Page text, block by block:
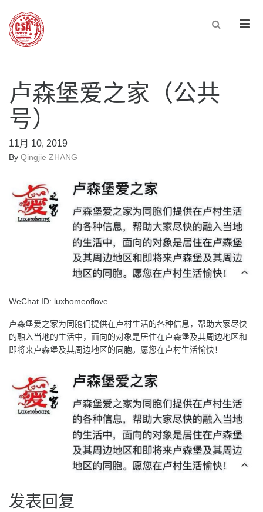
卢森堡爱之家（公共
号）
11月 10, 2019
By Qingjie ZHANG
WeChat ID: luxhomeoflove
卢森堡爱之家为同胞们提供在卢村生活的各种信息，帮助大家尽快
的融入当地的生活中，面向的对象是居住在卢森堡及其周边地区和
即将来卢森堡及其周边地区的同胞。愿您在卢村生活愉快！
发表回复